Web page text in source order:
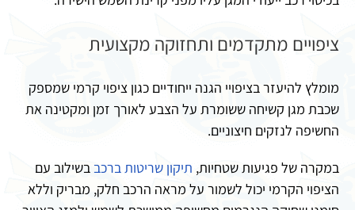
ציפויים מתקדמים ותחזוקה מקצועית
מומלץ להיעזר בציפויי הגנה ייחודיים כגון ציפוי קרמי שמספק
שכבת מגן קשיחה ששומרת על הצבע לאורך זמן ומקטינה את
החשיפה לנזקים חיצוניים.
במקרה של פגיעות שטחיות, תיקון שריטות ברכבבשילוב עם
הציפוי הקרמי יכול לשמור על מראה הרכב חלק, מבריק וללא